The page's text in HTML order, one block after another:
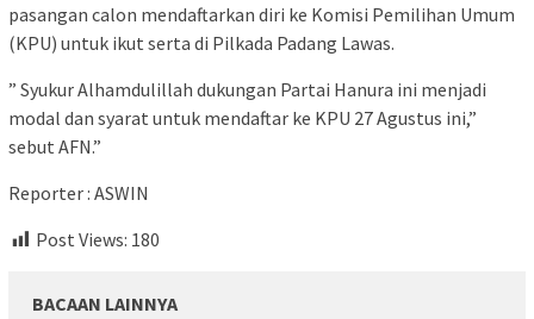
pasangan calon mendaftarkan diri ke Komisi Pemilihan Umum
(KPU) untuk ikut serta di Pilkada Padang Lawas.
” Syukur Alhamdulillah dukungan Partai Hanura ini menjadi
modal dan syarat untuk mendaftar ke KPU 27 Agustus ini,”
sebut AFN.”
Reporter : ASWIN
Post Views: 180
BACAAN LAINNYA